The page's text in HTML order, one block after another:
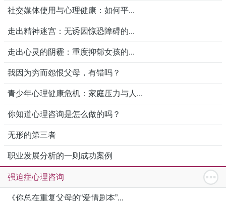
社交媒体使用与心理健康：如何平...
走出精神迷宫：无诱因惊恐障碍的...
走出心灵的阴霾：重度抑郁女孩的...
我因为穷而怨恨父母，有错吗？
青少年心理健康危机：家庭压力与人...
你知道心理咨询是怎么做的吗？
无形的第三者
职业发展分析的一则成功案例
强迫症心理咨询
《你总在重复父母的“爱情剧本”...